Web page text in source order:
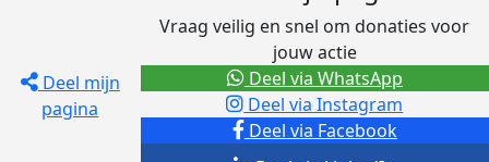
Deel mijn
pagina
Vraag veilig en snel om donaties voor
jouw actie
Deel via Facebook
Deel via Instagram
Deel via WhatsApp